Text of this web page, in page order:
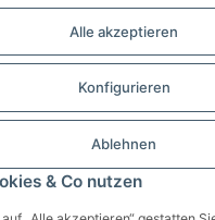
& Co nutzen
Alle akzeptieren
Konfigurieren
Ablehnen